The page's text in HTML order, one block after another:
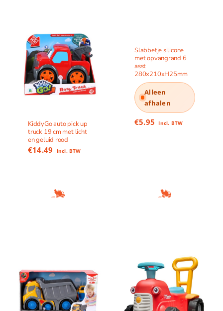
KiddyGo auto pick up
truck 19 cm met licht
en geluid rood
€14.49 Incl. BTW
Slabbetje silicone
met opvangrand 6
asst
280x210xH25mm
Alleen
afhalen
€5.95 Incl. BTW